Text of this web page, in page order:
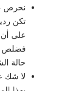
نحرص
تكن
على أن
فضلص
حالة
لا شك